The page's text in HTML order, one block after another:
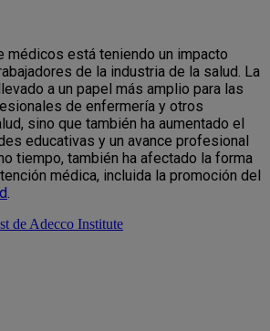
médicos está teniendo un impacto
de la industria de la salud. La
a un papel más amplio para las
de enfermería y otros
sino que también ha aumentado el
educativas y un avance profesional
tiempo, también ha afectado la forma
médica, incluida la promoción del
de Adecco Institute